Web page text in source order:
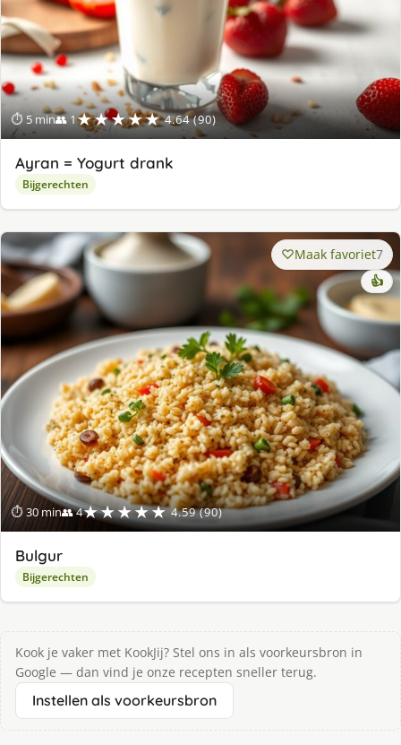
⏱ 5 min👥 1★★★★★ 4.64 (90)
Ayran = Yogurt drank
Bijgerechten
⏱ 30 min👥 4★★★★★ 4.59 (90)
Maak favoriet7
👍
Bulgur
Bijgerechten
Kook je vaker met KookJij? Stel ons in als voorkeursbron in
Google — dan vind je onze recepten sneller terug.
Instellen als voorkeursbron